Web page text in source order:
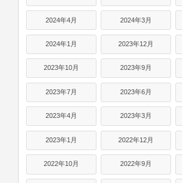
2024年4月 2024年3月
2024年1月 2023年12月
2023年10月 2023年9月
2023年7月 2023年6月
2023年4月 2023年3月
2023年1月 2022年12月
2022年10月 2022年9月